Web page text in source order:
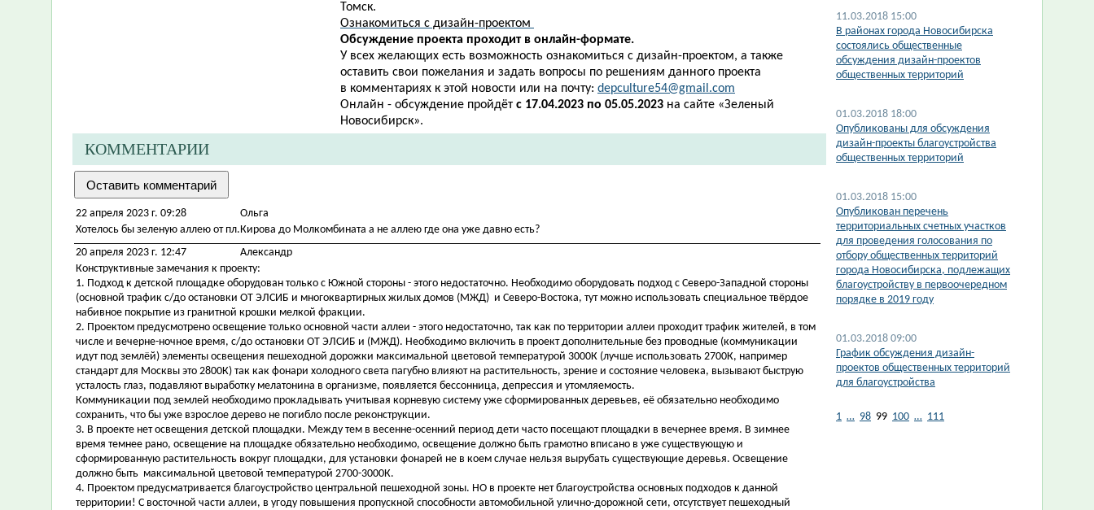
Томск.
Ознакомиться с дизайн-проектом
Обсуждение проекта проходит в онлайн-формате.
У всех желающих есть возможность ознакомиться с дизайн-проектом, а также
оставить свои пожелания и задать вопросы по решениям данного проекта
в комментариях к этой новости или на почту: depculture54@gmail.com
Онлайн - обсуждение пройдёт с 17.04.2023 по 05.05.2023 на сайте «Зеленый
Новосибирск».
КОММЕНТАРИИ
22 апреля 2023 г. 09:28
Ольга
Хотелось бы зеленую аллею от пл.Кирова до Молкомбината а не аллею где она уже давно есть?
20 апреля 2023 г. 12:47
Александр
Конструктивные замечания к проекту:
1. Подход к детской площадке оборудован только с Южной стороны - этого недостаточно. Необходимо оборудовать подход с Северо-Западной стороны
(основной трафик с/до остановки ОТ ЭЛСИБ и многоквартирных жилых домов (МЖД) и Северо-Востока, тут можно использовать специальное твёрдое
набивное покрытие из гранитной крошки мелкой фракции.
2. Проектом предусмотрено освещение только основной части аллеи - этого недостаточно, так как по территории аллеи проходит трафик жителей, в том
числе и вечерне-ночное время, с/до остановки ОТ ЭЛСИБ и (МЖД). Необходимо включить в проект дополнительные без проводные (коммуникации
идут под землёй) элементы освещения пешеходной дорожки максимальной цветовой температурой 3000К (лучше использовать 2700К, например
стандарт для Москвы это 2800К) так как фонари холодного света пагубно влияют на растительность, зрение и состояние человека, вызывают быструю
усталость глаз, подавляют выработку мелатонина в организме, появляется бессонница, депрессия и утомляемость.
Коммуникации под землей необходимо прокладывать учитывая корневую систему уже сформированных деревьев, её обязательно необходимо
сохранить, что бы уже взрослое дерево не погибло после реконструкции.
3. В проекте нет освещения детской площадки. Между тем в весенне-осенний период дети часто посещают площадки в вечернее время. В зимнее
время темнее рано, освещение на площадке обязательно необходимо, освещение должно быть грамотно вписано в уже существующую и
сформированную растительность вокруг площадки, для установки фонарей не в коем случае нельзя вырубать существующие деревья. Освещение
должно быть максимальной цветовой температурой 2700-3000К.
4. Проектом предусматривается благоустройство центральной пешеходной зоны. НО в проекте нет благоустройства основных подходов к данной
территории! С восточной части аллеи, в угоду повышения пропускной способности автомобильной улично-дорожной сети, отсутствует пешеходный
11.03.2018 15:00
В районах города Новосибирска
состоялись общественные
обсуждения дизайн-проектов
общественных территорий
01.03.2018 18:00
Опубликованы для обсуждения
дизайн-проекты благоустройства
общественных территорий
01.03.2018 15:00
Опубликован перечень
территориальных счетных участков
для проведения голосования по
отбору общественных территорий
города Новосибирска, подлежащих
благоустройству в первоочередном
порядке в 2019 году
01.03.2018 09:00
График обсуждения дизайн-
проектов общественных территорий
для благоустройства
1 … 98 99 100 … 111